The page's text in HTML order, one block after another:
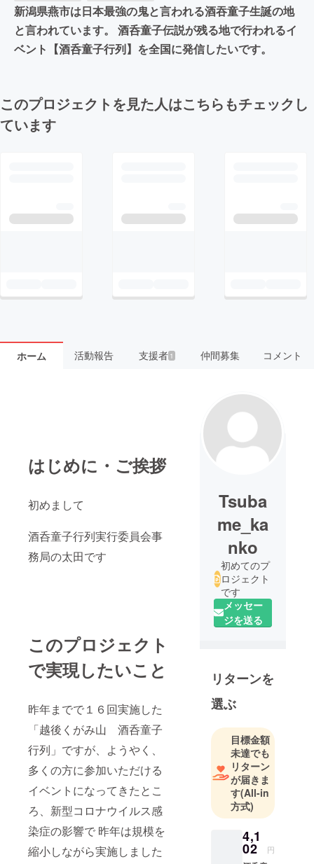
新潟県燕市は日本最強の鬼と言われる酒吞童子生誕の地
と言われています。 酒呑童子伝説が残る地で行われるイ
ベント【酒呑童子行列】を全国に発信したいです。
このプロジェクトを見た人はこちらもチェックし
ています
ホーム 活動報告 支援者 1 仲間募集 コメント
はじめに・ご挨拶
初めまして
酒呑童子行列実行委員会事
務局の太田です
このプロジェクト
で実現したいこと
昨年までで１６回実施した
「越後くがみ山 酒呑童子
行列」ですが、ようやく、
多くの方に参加いただける
イベントになってきたとこ
ろ、新型コロナウイルス感
染症の影響で 昨年は規模を
縮小しながら実施しました
Tsuba
me_ka
nko
初めてのプ
ロジェクト
です
メッセー
ジを送る
リターンを
選ぶ
目標金額
未達でも
リターン
が届きま
す(All-in
方式)
4,1
02 円